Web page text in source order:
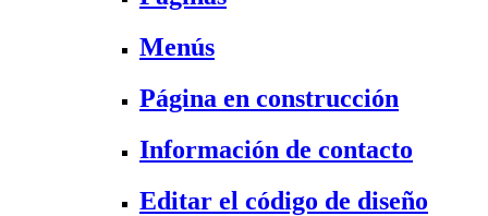
Menús
Página en construcción
Información de contacto
Editar el código de diseño